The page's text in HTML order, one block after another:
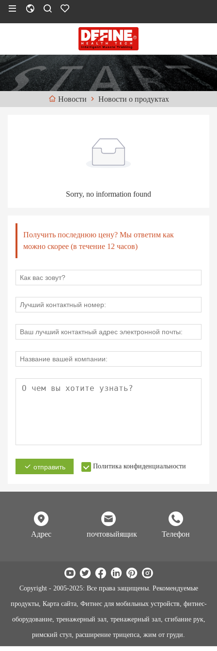
Новости Новости о продуктах
Sorry, no information found
Получить последнюю цену? Мы ответим как
можно скорее (в течение 12 часов)
отправить Политика конфиденциальности
Адрес почтовыйящик Телефон
Copyright - 2005-2025: Все права защищены. Рекомендуемые
продукты, Карта сайта, Фитнес для мобильных устройств, фитнес-
оборудование, тренажерный зал, тренажерный зал, сгибание рук,
римский стул, расширение трицепса, жим от груди.